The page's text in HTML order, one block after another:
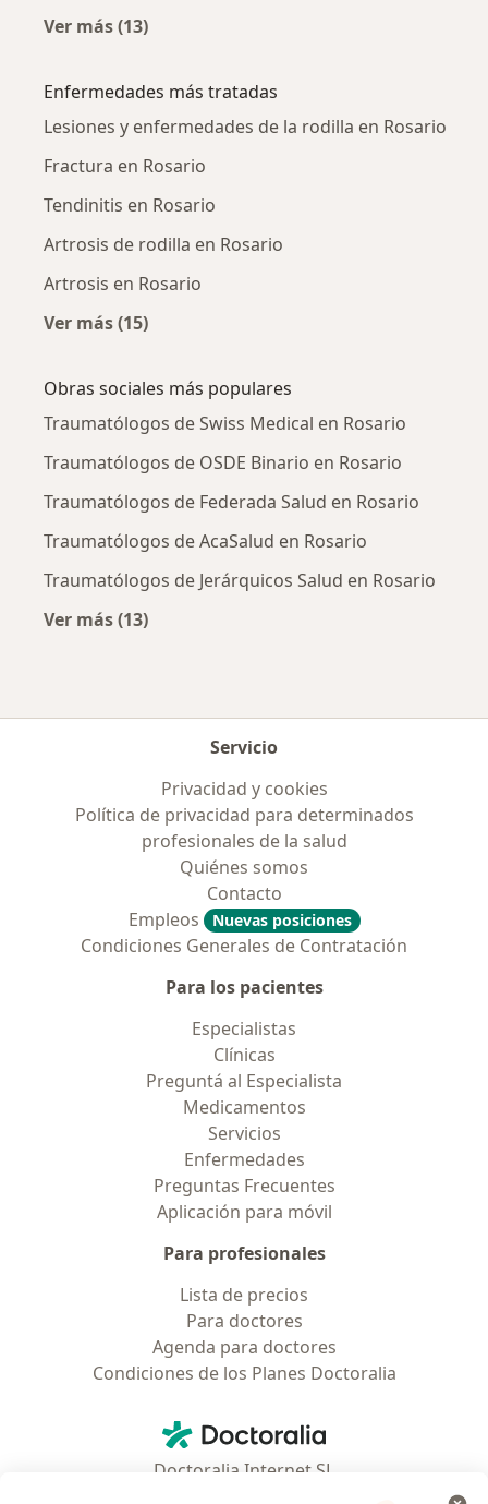
Ver más (13)
Enfermedades más tratadas
Lesiones y enfermedades de la rodilla en Rosario
Fractura en Rosario
Tendinitis en Rosario
Artrosis de rodilla en Rosario
Artrosis en Rosario
Ver más (15)
Obras sociales más populares
Traumatólogos de Swiss Medical en Rosario
Traumatólogos de OSDE Binario en Rosario
Traumatólogos de Federada Salud en Rosario
Traumatólogos de AcaSalud en Rosario
Traumatólogos de Jerárquicos Salud en Rosario
Ver más (13)
Servicio
Privacidad y cookies
Política de privacidad para determinados
profesionales de la salud
Quiénes somos
Contacto
Empleos
Nuevas posiciones
Condiciones Generales de Contratación
Para los pacientes
Especialistas
Clínicas
Preguntá al Especialista
Medicamentos
Servicios
Enfermedades
Preguntas Frecuentes
Aplicación para móvil
Para profesionales
Lista de precios
Para doctores
Agenda para doctores
Condiciones de los Planes Doctoralia
Doctoralia - Página de inicio
Doctoralia Internet SL